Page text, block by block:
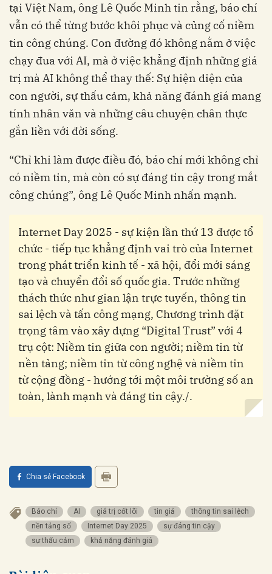
tại Việt Nam, ông Lê Quốc Minh tin rằng, báo chí
vẫn có thể từng bước khôi phục và củng cố niềm
tin công chúng. Con đường đó không nằm ở việc
chạy đua với AI, mà ở việc khẳng định những giá
trị mà AI không thể thay thế: Sự hiện diện của
con người, sự thấu cảm, khả năng đánh giá mang
tính nhân văn và những câu chuyện chân thực
gắn liền với đời sống.
“Chỉ khi làm được điều đó, báo chí mới không chỉ
có niềm tin, mà còn có sự đáng tin cậy trong mắt
công chúng”, ông Lê Quốc Minh nhấn mạnh.
Internet Day 2025 - sự kiện lần thứ 13 được tổ
chức - tiếp tục khẳng định vai trò của Internet
trong phát triển kinh tế - xã hội, đổi mới sáng
tạo và chuyển đổi số quốc gia. Trước những
thách thức như gian lận trực tuyến, thông tin
sai lệch và tấn công mạng, Chương trình đặt
trọng tâm vào xây dựng “Digital Trust” với 4
trụ cột: Niềm tin giữa con người; niềm tin từ
nền tảng; niềm tin từ công nghệ và niềm tin
từ cộng đồng - hướng tới một môi trường số an
toàn, lành mạnh và đáng tin cậy./.
Chia sẻ Facebook
Báo chí AI giá trị cốt lõi tin giả
thông tin sai lệch
nền tảng số
Internet Day 2025
sự đáng tin cậy
sự thấu cảm
khả năng đánh giá